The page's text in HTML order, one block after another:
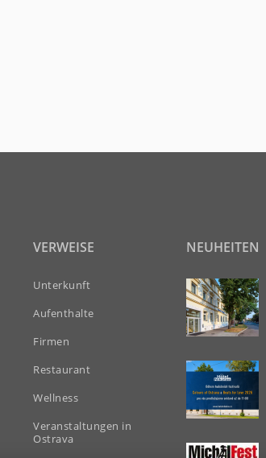
VERWEISE
Unterkunft
Aufenthalte
Firmen
Restaurant
Wellness
Veranstaltungen in
Ostrava
NEUHEITEN